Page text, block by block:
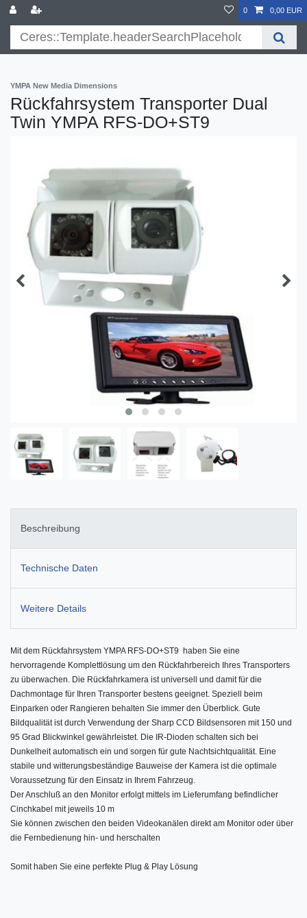
0 0,00 EUR
YMPA New Media Dimensions
Rückfahrsystem Transporter Dual
Twin YMPA RFS-DO+ST9
Beschreibung
Technische Daten
Weitere Details
Mit dem Rückfahrsystem YMPA RFS-DO+ST9 haben Sie eine
hervorragende Komplettlösung um den Rückfahrbereich Ihres Transporters
zu überwachen. Die Rückfahrkamera ist universell und damit für die
Dachmontage für Ihren Transporter bestens geeignet. Speziell beim
Einparken oder Rangieren behalten Sie immer den Überblick. Gute
Bildqualität ist durch Verwendung der Sharp CCD Bildsensoren mit 150 und
95 Grad Blickwinkel gewährleistet. Die IR-Dioden schalten sich bei
Dunkelheit automatisch ein und sorgen für gute Nachtsichtqualität. Eine
stabile und witterungsbeständige Bauweise der Kamera ist die optimale
Voraussetzung für den Einsatz in Ihrem Fahrzeug.
Der Anschluß an den Monitor erfolgt mittels im Lieferumfang befindlicher
Cinchkabel mit jeweils 10 m
Sie können zwischen den beiden Videokanälen direkt am Monitor oder über
die Fernbedienung hin- und herschalten
Somit haben Sie eine perfekte Plug & Play Lösung